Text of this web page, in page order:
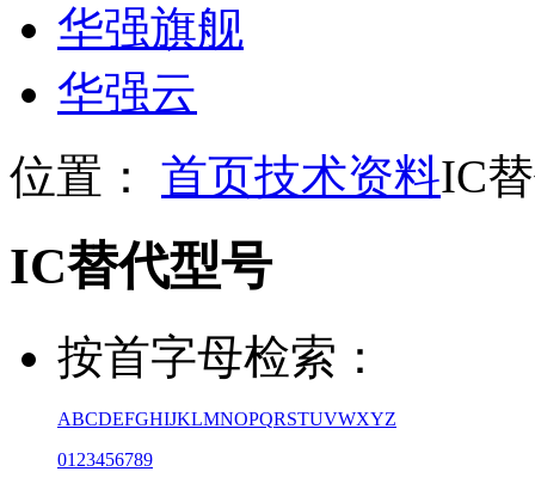
华强旗舰
华强云
位置： 首页技术资料IC
IC替代型号
按首字母检索：
ABCDEFGHIJKLMNOPQRSTUVWXYZ
01 23456789